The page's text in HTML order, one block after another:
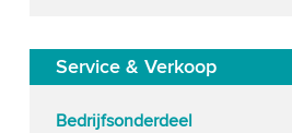
Service & Verkoop
Bedrijfsonderdeel